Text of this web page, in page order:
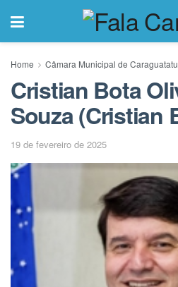
Home Câmara Municipal de
Cristian Bota
Souza (Cristian
19 de fevereiro de 2025